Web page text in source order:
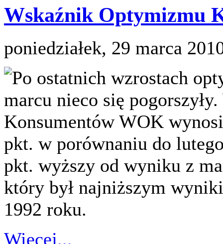
Wskaźnik Optymizmu
poniedziałek, 29 marca
Po ostatnich wzrostach
marcu nieco się
Konsumentów WOK
pkt. w porównaniu do
pkt. wyższy od wyniku z
który był najniższym
1992 roku.
Więcej...